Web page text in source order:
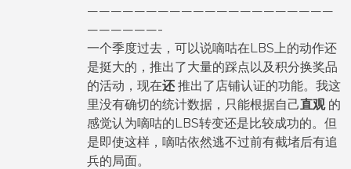
—————————————————————
——————-
一个季度过去，可以说嘀咕在LBS上的动作还
是挺大的，推出了大量的踩点以及积分换奖品
的活动，现在还推出了店铺认证的功能。我这
里没有确切的统计数据，只能根据自己直观的
感觉认为嘀咕的LBS转变还是比较成功的。但
是即使这样，嘀咕依然逃不过前有截堵后有追
兵的局面。